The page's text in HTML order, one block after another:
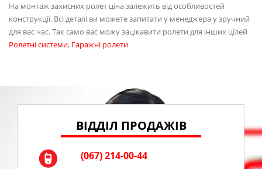
На монтаж захисних ролет ціна залежить від особливостей
конструкції. Всі деталі ви можете запитати у менеджера у зручний
для вас час. Так само вас можу зацікавити ролети для інших цілей
Ролетні системи, Гаражні ролети
ВІДДІЛ ПРОДАЖІВ
(067) 214-00-44